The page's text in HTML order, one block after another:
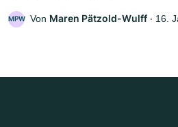
MPW Von Maren Pätzold-Wulff ‧ 16.